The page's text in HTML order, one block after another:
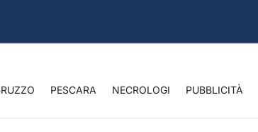
PESCARA NECROLOGI PUBBLICITÀ